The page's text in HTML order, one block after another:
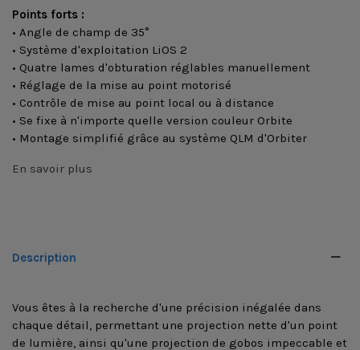
Points forts :
• Angle de champ de 35°
• Système d'exploitation LiOS 2
• Quatre lames d'obturation réglables manuellement
• Réglage de la mise au point motorisé
• Contrôle de mise au point local ou à distance
• Se fixe à n'importe quelle version couleur Orbite
• Montage simplifié grâce au système QLM d'Orbiter
En savoir plus
Description
Vous êtes à la recherche d'une précision inégalée dans
chaque détail, permettant une projection nette d'un point
de lumière, ainsi qu'une projection de gobos impeccable et